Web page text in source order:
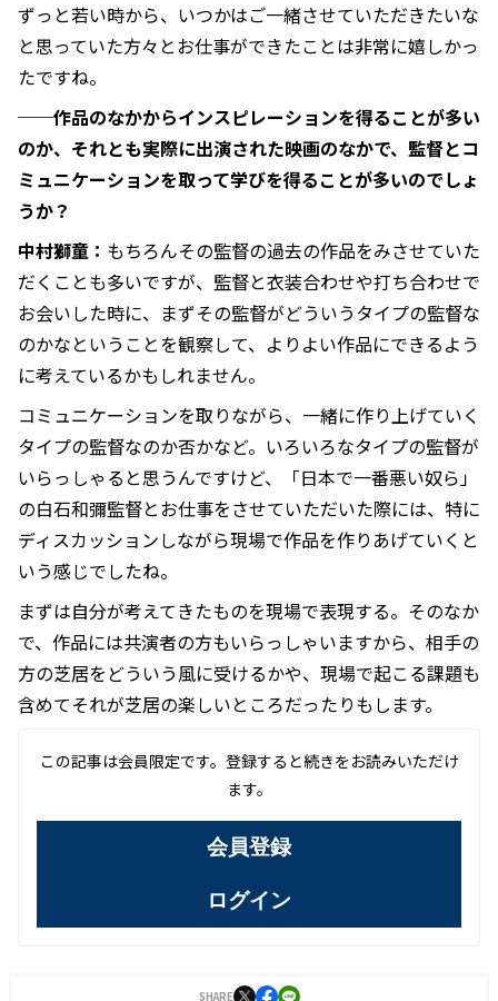
ずっと若い時から、いつかはご一緒させていただきたいな
と思っていた方々とお仕事ができたことは非常に嬉しかっ
たですね。
──作品のなかからインスピレーションを得ることが多い
のか、それとも実際に出演された映画のなかで、監督とコ
ミュニケーションを取って学びを得ることが多いのでしょ
うか？
中村獅童： もちろんその監督の過去の作品をみさせていた
だくことも多いですが、監督と衣装合わせや打ち合わせで
お会いした時に、まずその監督がどういうタイプの監督な
のかなということを観察して、よりよい作品にできるよう
に考えているかもしれません。
コミュニケーションを取りながら、一緒に作り上げていく
タイプの監督なのか否かなど。いろいろなタイプの監督が
いらっしゃると思うんですけど、「日本で一番悪い奴ら」
の白石和彌監督とお仕事をさせていただいた際には、特に
ディスカッションしながら現場で作品を作りあげていくと
いう感じでしたね。
まずは自分が考えてきたものを現場で表現する。そのなか
で、作品には共演者の方もいらっしゃいますから、相手の
方の芝居をどういう風に受けるかや、現場で起こる課題も
含めてそれが芝居の楽しいところだったりもします。
この記事は会員限定です。登録すると続きをお読みいただけ
ます。
会員登録
ログイン
SHARE